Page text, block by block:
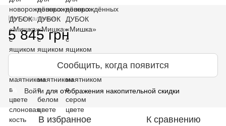
Нет в наличии
5 845 грн
Сообщить, когда появится
% Войти для отображения накопительной скидки
В избранное К сравнению